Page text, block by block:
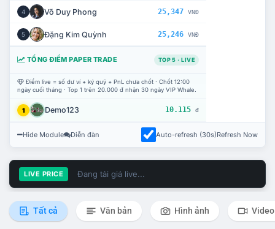
4 Võ Duy Phong 25,347 VNĐ
5 Đặng Kim Quỳnh 25,246 VNĐ
TỔNG ĐIỂM PAPER TRADE TOP 5 · LIVE
Điểm live = số dư ví + ký quỹ + PnL chưa chốt · Chốt 12:00
ngày cuối tháng · Top 1 trên 20.000 đ nhận 30 ngày VIP Whale.
1 Demo123 10.115 đ
Hide Module Diễn đàn Auto-refresh (30s)Refresh Now
LIVE PRICE Đang tải giá live...
Tất cả Văn bản Hình ảnh Video